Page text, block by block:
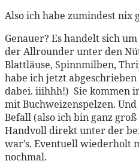
Also ich habe zumindest nix
Genauer? Es handelt sich um
der Allrounder unter den
Blattläuse, Spinnmilben,
habe ich jetzt
dabei. iiihhh!) Sie kommen
mit Buchweizenspelzen.
Befall (also ich bin ganz
Handvoll direkt unter der
war’s. Eventuell wiederholt
nochmal.